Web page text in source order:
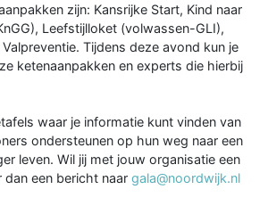
zijn: Kansrijke Start, Kind naar
Leefstijlloket (volwassen-GLI),
Tijdens deze avond kun je
ketenaanpakken en experts die hierbij
waar je informatie kunt vinden van
ondersteunen op hun weg naar een
leven. Wil jij met jouw organisatie een
dan een bericht naar gala@noordwijk.nl